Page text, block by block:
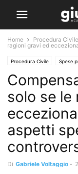
Home Procedura Civile
ragioni gravi ed
Procedura Civile Spese
solo se le
aspetti
Di Gabriele Voltaggio -